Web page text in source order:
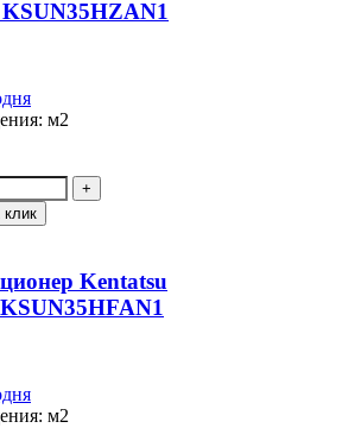
м2
клик
Kentatsu
м2